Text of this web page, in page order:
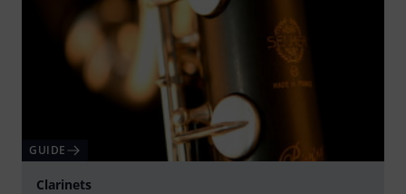
GUIDE
Clarinets